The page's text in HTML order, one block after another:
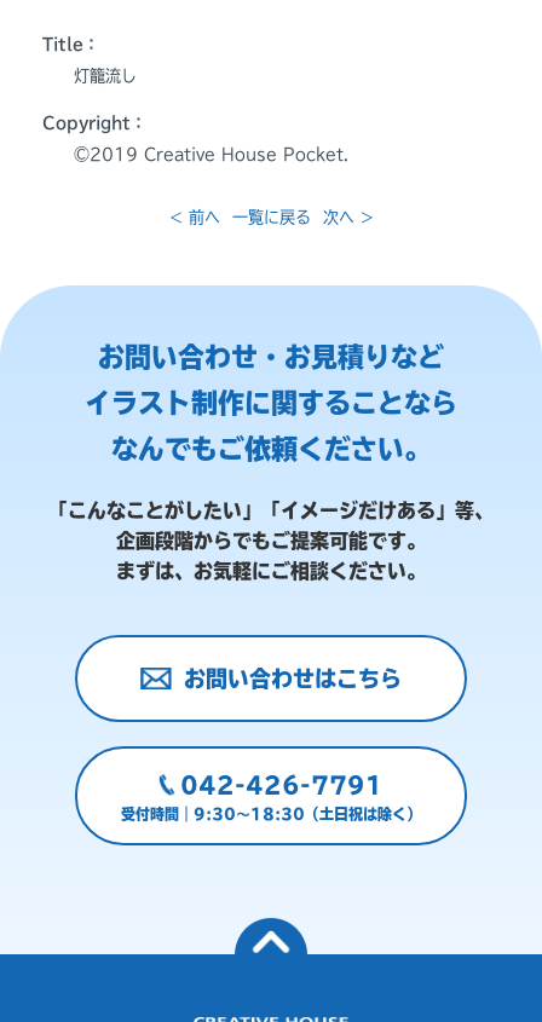
Title：
灯籠流し
Copyright：
©️2019 Creative House Pocket.
< 前へ 一覧に戻る 次へ >
お問い合わせ・お見積りなど
イラスト制作に関することなら
なんでもご依頼ください。
「こんなことがしたい」「イメージだけある」等、
企画段階からでもご提案可能です。
まずは、お気軽にご相談ください。
お問い合わせはこちら
042-426-7791
受付時間｜9:30～18:30（土日祝は除く）